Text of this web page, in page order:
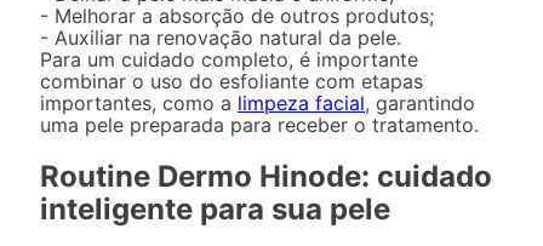
- Melhorar a absorção de outros produtos;
- Auxiliar na renovação natural da pele.
Para um cuidado completo, é importante
combinar o uso do esfoliante com etapas
importantes, como a limpeza facial, garantindo
uma pele preparada para receber o tratamento.
Routine Dermo Hinode: cuidado
inteligente para sua pele